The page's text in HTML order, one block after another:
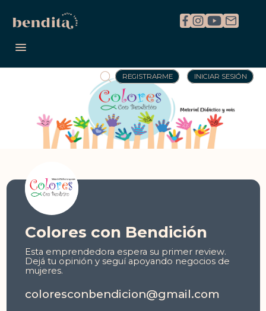
REGISTRARME INICIAR SESIÓN
Colores con Bendición
Esta emprendedora espera su primer review.
Dejá tu opinión y seguí apoyando negocios de
mujeres.
coloresconbendicion@gmail.com